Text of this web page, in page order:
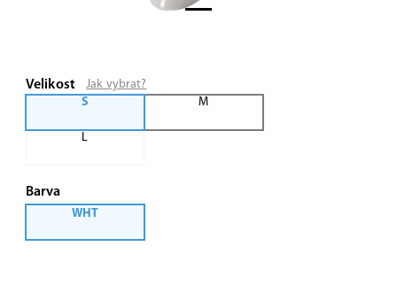
Velikost
Jak vybrat?
S
M
L
Barva
WHT